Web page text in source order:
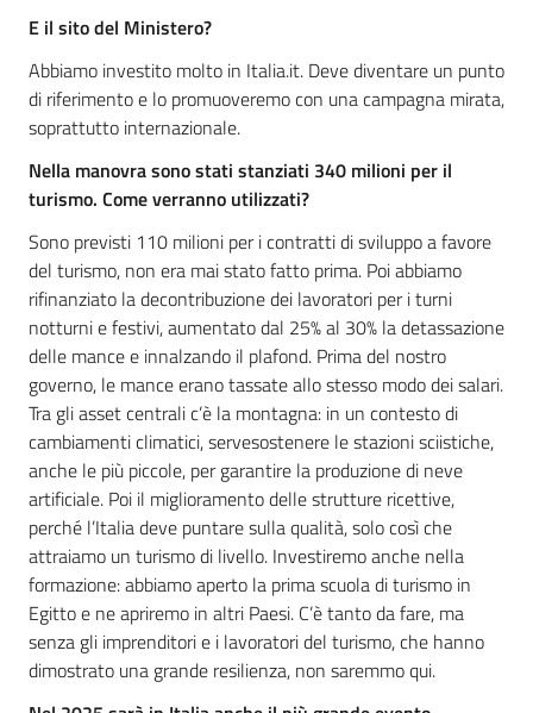
E il sito del Ministero?
Abbiamo investito molto in Italia.it. Deve diventare un punto
di riferimentoe lo promuoveremo con una campagna mirata,
soprattutto internazionale.
Nella manovra sono stati stanziati 340 milioni per il
turismo. Come verranno utilizzati?
Sono previsti 110 milioni per i contratti di sviluppo a favore
del turismo, non era mai stato fatto prima. Poiabbiamo
rifinanziato la decontribuzione dei lavoratori per i turni
notturni e festivi, aumentatodal 25%al 30% ladetassazione
delle mancee innalzando il plafond. Prima del nostro
governo, le mance erano tassate allo stesso modo dei salari.
Tra gli asset centrali c’è la montagna: in un contesto di
cambiamenti climatici,servesostenere le stazioni sciistiche,
anche le più piccole, per garantire la produzione di neve
artificiale. Poi il miglioramento delle strutture ricettive,
perché l’Italia deve puntare sulla qualità, solo così che
attraiamo un turismo di livello. Investiremo anche nella
formazione: abbiamo aperto la prima scuola di turismo in
Egitto e ne apriremo in altri Paesi. C’è tanto da fare, ma
senza gli imprenditori e i lavoratori del turismo, che hanno
dimostrato una grande resilienza, non saremmo qui.